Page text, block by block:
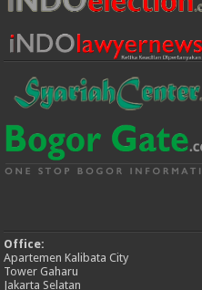
Office:
Apartemen Kalibata City
Tower Gaharu
Jakarta Selatan